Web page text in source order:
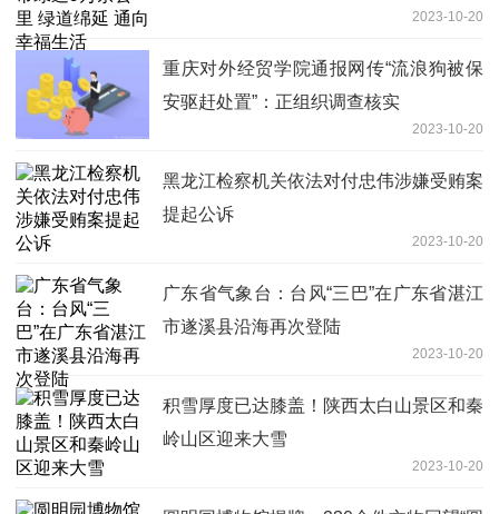
2023-10-20
重庆对外经贸学院通报网传“流浪狗被保
安驱赶处置”：正组织调查核实
2023-10-20
黑龙江检察机关依法对付忠伟涉嫌受贿案
提起公诉
2023-10-20
广东省气象台：台风“三巴”在广东省湛江
市遂溪县沿海再次登陆
2023-10-20
积雪厚度已达膝盖！陕西太白山景区和秦
岭山区迎来大雪
2023-10-20